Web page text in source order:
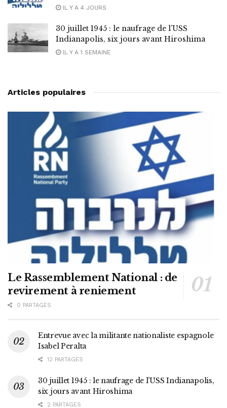
IL Y A 4 JOURS
30 juillet 1945 : le naufrage de l’USS
Indianapolis, six jours avant Hiroshima
IL Y A 1 SEMAINE
Articles populaires
Le Rassemblement National : de
revirement à reniement
0 PARTAGES
Entrevue avec la militante nationaliste espagnole
Isabel Peralta
12 PARTAGES
30 juillet 1945 : le naufrage de l’USS Indianapolis,
six jours avant Hiroshima
2 PARTAGES